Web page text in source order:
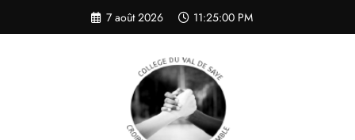
contenu
7 août 2026 11:25:00 PM